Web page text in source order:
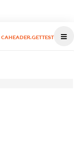
CAHEADER.GETTEST